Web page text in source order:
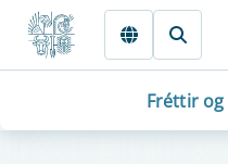
Fara beint í Meginmál
Fréttir